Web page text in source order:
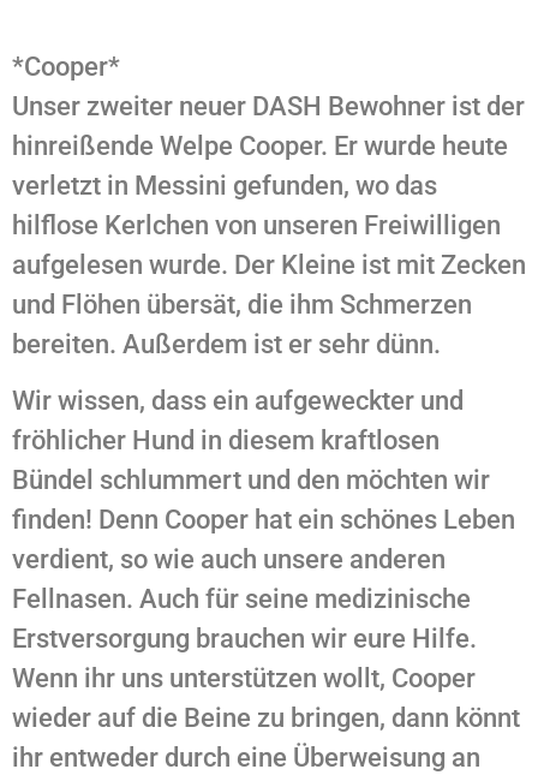
*Cooper*
Unser zweiter neuer DASH Bewohner ist der
hinreißende Welpe Cooper. Er wurde heute
verletzt in Messini gefunden, wo das
hilflose Kerlchen von unseren Freiwilligen
aufgelesen wurde. Der Kleine ist mit Zecken
und Flöhen übersät, die ihm Schmerzen
bereiten. Außerdem ist er sehr dünn.
Wir wissen, dass ein aufgeweckter und
fröhlicher Hund in diesem kraftlosen
Bündel schlummert und den möchten wir
finden! Denn Cooper hat ein schönes Leben
verdient, so wie auch unsere anderen
Fellnasen. Auch für seine medizinische
Erstversorgung brauchen wir eure Hilfe.
Wenn ihr uns unterstützen wollt, Cooper
wieder auf die Beine zu bringen, dann könnt
ihr entweder durch eine Überweisung an